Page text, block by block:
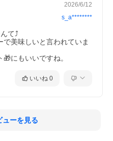
2026/6/12
s_a********
て⤴️
美味しいと言われていま
にもいいですね。
いいね 0
ューを見る